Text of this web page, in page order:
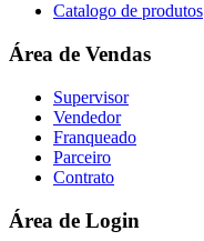
Catalogo de produtos
Área de Vendas
Supervisor
Vendedor
Franqueado
Parceiro
Contrato
Área de Login